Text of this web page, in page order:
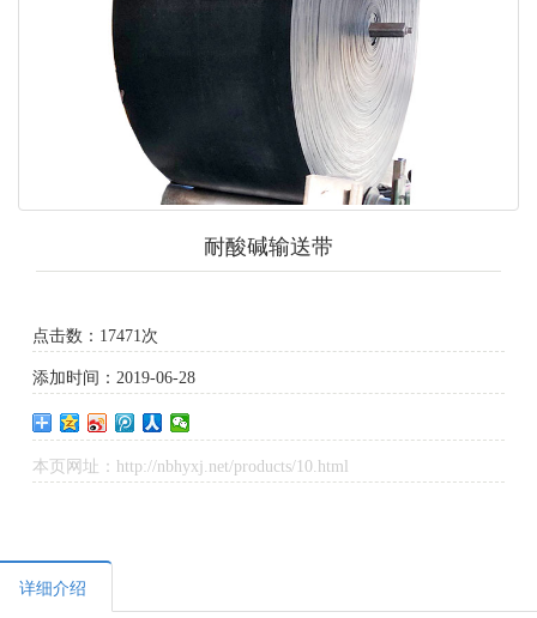
耐酸碱输送带
点击数：17471次
添加时间：2019-06-28
本页网址：http://nbhyxj.net/products/10.html
详细介绍